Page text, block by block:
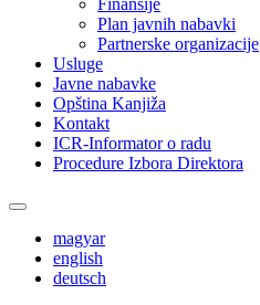
Finansije
Plan javnih nabavki
Partnerske organizacije
Usluge
Javne nabavke
Opština Kanjiža
Kontakt
ICR-Informator o radu
Procedure Izbora Direktora
magyar
english
deutsch